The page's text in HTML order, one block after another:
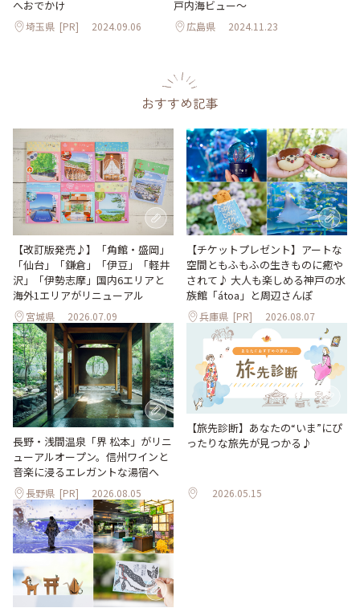
へおでかけ
埼玉県 [PR] 2024.09.06
戸内海ビュー～
広島県 2024.11.23
おすすめ記事
【改訂版発売♪】「角館・盛岡」
「仙台」「鎌倉」「伊豆」「軽井
沢」「伊勢志摩」国内6エリアと
海外1エリアがリニューアル
宮城県 2026.07.09
【チケットプレゼント】アートな
空間ともふもふの生きものに癒や
されて♪ 大人も楽しめる神戸の水
族館「átoa」と周辺さんぽ
兵庫県 [PR] 2026.08.07
長野・浅間温泉「界 松本」がリニ
ューアルオープン。信州ワインと
音楽に浸るエレガントな湯宿へ
長野県 [PR] 2026.08.05
【旅先診断】あなたの“いま”にぴ
ったりな旅先が見つかる♪
2026.05.15